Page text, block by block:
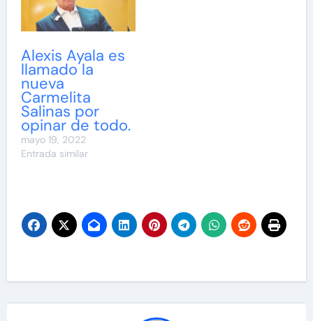
Alexis Ayala es
llamado la
nueva
Carmelita
Salinas por
opinar de todo.
mayo 19, 2022
Entrada similar